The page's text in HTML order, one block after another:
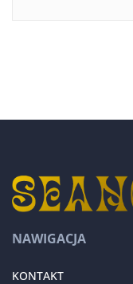
NAWIGACJA
KONTAKT